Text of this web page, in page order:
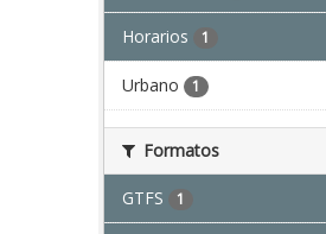
Horarios 1
Urbano 1
Formatos
GTFS 1